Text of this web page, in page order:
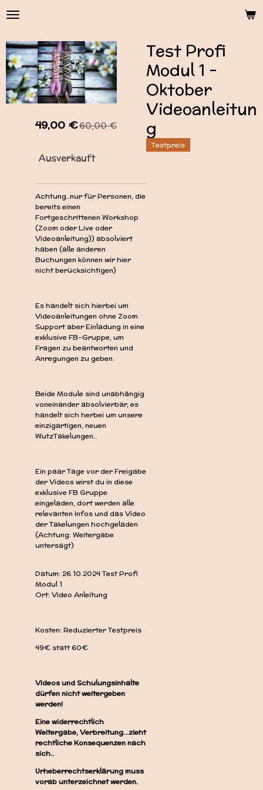
Zum
Hauptinhalt
Test Profi
Modul 1 -
Oktober
Videoanleitun
g
Testpreis
49,00 €60,00 €
Ausverkauft
Achtung..nur für Personen, die
bereits einen
Fortgeschrittenen Workshop
(Zoom oder Live oder
Videoanleitung)) absolviert
haben (alle anderen
Buchungen können wir hier
nicht berücksichtigen)
Es handelt sich hierbei um
Videoanleitungen ohne Zoom
Support aber Einladung in eine
exklusive FB-Gruppe, um
Fragen zu beantworten und
Anregungen zu geben.
Beide Module sind unabhängig
voneinander absolvierbar, es
handelt sich herbei um unsere
einzigartigen, neuen
WutzTakelungen..
Ein paar Tage vor der Freigabe
der Videos wirst du in diese
exklusive FB Gruppe
eingeladen, dort werden alle
relevanten Infos und das Video
der Takelungen hochgeladen
(Achtung: Weitergabe
untersagt)
Datum: 26.10.2024 Test Profi
Modul 1
Ort: Video Anleitung
Kosten: Reduzierter Testpreis
49€ statt 60€
Videos und Schulungsinhalte
dürfen nicht weitergeben
werden!
Eine widerrechtlich
Weitergabe, Verbreitung...zieht
rechtliche Konsequenzen nach
sich..
Urheberrechtserklärung muss
vorab unterzeichnet werden.